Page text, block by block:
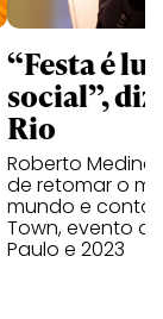
“Festa é
social”,
Rio
Roberto
de retomar o
mundo e
Town, evento
Paulo e 2023